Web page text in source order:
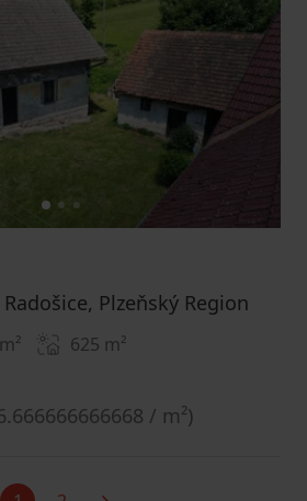
12 3
Plzeňský Region
625 m²
/ m²)